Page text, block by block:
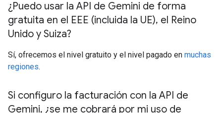
¿Puedo usar la API de Gemini de forma
gratuita en el EEE (incluida la UE), el Reino
Unido y Suiza?
Sí, ofrecemos el nivel gratuito y el nivel pagado en muchas
regiones.
Si configuro la facturación con la API de
Gemini, ¿se me cobrará por mi uso de